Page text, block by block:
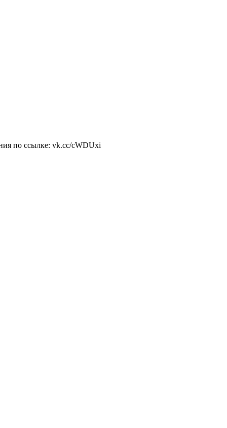
по ссылке: vk.cc/cWDUxi